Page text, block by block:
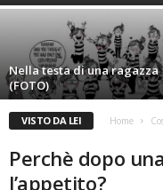
Nella testa di una ragazza
(FOTO)
VISTO DA LEI Home
Perchè dopo
l’appetito?